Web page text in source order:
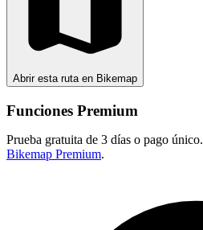
Abrir esta ruta en Bikemap
Funciones Premium
Prueba gratuita de 3 días o pago único.
Bikemap Premium.